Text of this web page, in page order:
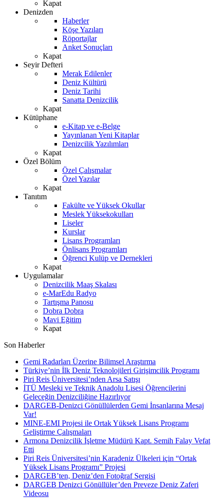
Kapat
Denizden
Haberler
Köşe Yazıları
Röportajlar
Anket Sonuçları
Kapat
Seyir Defteri
Merak Edilenler
Deniz Kültürü
Deniz Tarihi
Sanatta Denizcilik
Kapat
Kütüphane
e-Kitap ve e-Belge
Yayınlanan Yeni Kitaplar
Denizcilik Yazılımları
Kapat
Özel Bölüm
Özel Çalışmalar
Özel Yazılar
Kapat
Tanıtım
Fakülte ve Yüksek Okullar
Meslek Yüksekokulları
Liseler
Kurslar
Lisans Programları
Önlisans Programları
Öğrenci Kulüp ve Dernekleri
Kapat
Uygulamalar
Denizcilik Maaş Skalası
e-MarEdu Radyo
Tartışma Panosu
Dobra Dobra
Mavi Eğitim
Kapat
Son Haberler
Gemi Radarları Üzerine Bilimsel Araştırma
Türkiye’nin İlk Deniz Teknolojileri Girişimcilik Programı
Piri Reis Üniversitesi’nden Arsa Satışı
İTÜ Mesleki ve Teknik Anadolu Lisesi Öğrencilerini
Geleceğin Denizciliğine Hazırlıyor
DARGEB-Denizci Gönüllülerden Gemi İnsanlarına Mesaj
Var!
MINE-EMI Projesi ile Ortak Yüksek Lisans Programı
Geliştirme Çalışmaları
Armona Denizcilik İşletme Müdürü Kapt. Semih Falay Vefat
Etti
Piri Reis Üniversitesi’nin Karadeniz Ülkeleri için “Ortak
Yüksek Lisans Programı” Projesi
DARGEB’ten, Deniz’den Fotoğraf Sergisi
DARGEB Denizci Gönüllüler’den Preveze Deniz Zaferi
Videosu